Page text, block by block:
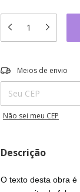
Entregas para o CEP:
Meios de envio
Não sei meu CEP
Descrição
O texto desta obra